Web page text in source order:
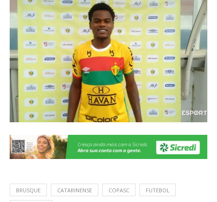
BRUSQUE CATARINENSE COPASC FUTEBOL